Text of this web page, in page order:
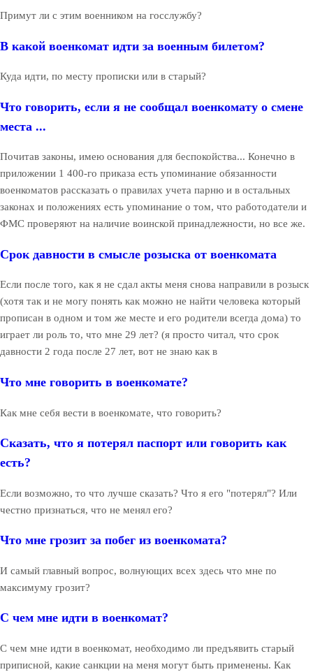
Примут ли с этим военником на госслужбу?
В какой военкомат идти за военным билетом?
Куда идти, по месту прописки или в старый?
Что говорить, если я не сообщал военкомату о смене
места ...
Почитав законы, имею основания для беспокойства... Конечно в
приложении 1 400-го приказа есть упоминание обязанности
военкоматов рассказать о правилах учета парню и в остальных
законах и положениях есть упоминание о том, что работодатели и
ФМС проверяют на наличие воинской принадлежности, но все же.
Срок давности в смысле розыска от военкомата
Если после того, как я не сдал акты меня снова направили в розыск
(хотя так и не могу понять как можно не найти человека который
прописан в одном и том же месте и его родители всегда дома) то
играет ли роль то, что мне 29 лет? (я просто читал, что срок
давности 2 года после 27 лет, вот не знаю как в
Что мне говорить в военкомате?
Как мне себя вести в военкомате, что говорить?
Сказать, что я потерял паспорт или говорить как
есть?
Если возможно, то что лучше сказать? Что я его "потерял"? Или
честно признаться, что не менял его?
Что мне грозит за побег из военкомата?
И самый главный вопрос, волнующих всех здесь что мне по
максимуму грозит?
С чем мне идти в военкомат?
С чем мне идти в военкомат, необходимо ли предъявить старый
приписной, какие санкции на меня могут быть применены. Как